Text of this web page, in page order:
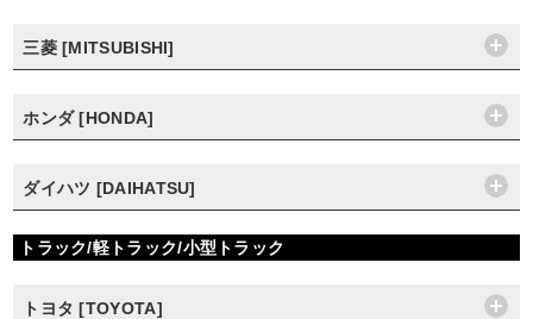
三菱 [MITSUBISHI]
ホンダ [HONDA]
ダイハツ [DAIHATSU]
トラック/軽トラック/小型トラック
トヨタ [TOYOTA]